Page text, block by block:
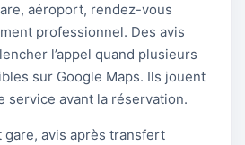
aéroport, rendez-vous
professionnel. Des avis
l’appel quand plusieurs
sur Google Maps. Ils jouent
service avant la réservation.
avis après transfert